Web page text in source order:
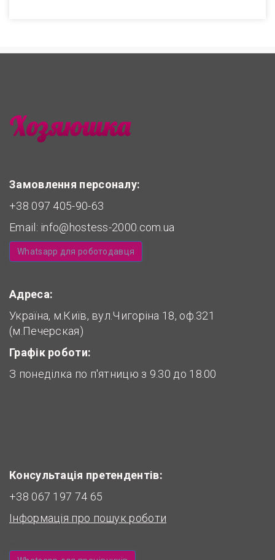
Замовлення персоналу:
+38 097 405-90-63
Email: info@hostess-2000.com.ua
Whatsapp для роботодавця
Адреса:
Україна, м.Київ, вул.Чигоріна 18, оф.321
(м.Печерская)
Графік роботи:
З понеділка по п'ятницю з 9.30 до 18.00
Консультація претендентів:
+38 067 197 74 65
Інформація про пошук роботи